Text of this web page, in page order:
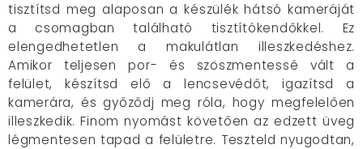
tisztítsd meg alaposan a készülék hátsó kameráját
a csomagban található tisztítókendőkkel. Ez
elengedhetetlen a makulátlan illeszkedéshez.
Amikor teljesen por- és szöszmentessé vált a
felület, készítsd elő a lencsevédőt, igazítsd a
kamerára, és győződj meg róla, hogy megfelelően
illeszkedik. Finom nyomást követően az edzett üveg
légmentesen tapad a felületre. Teszteld nyugodtan,